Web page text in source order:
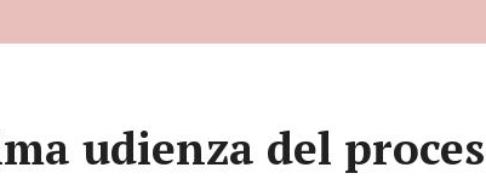
udienza del